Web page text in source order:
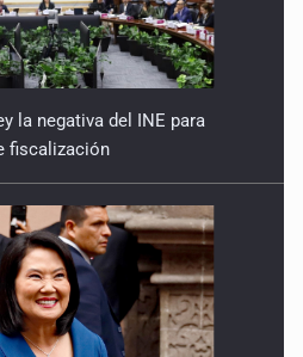
la negativa del INE para
fiscalización